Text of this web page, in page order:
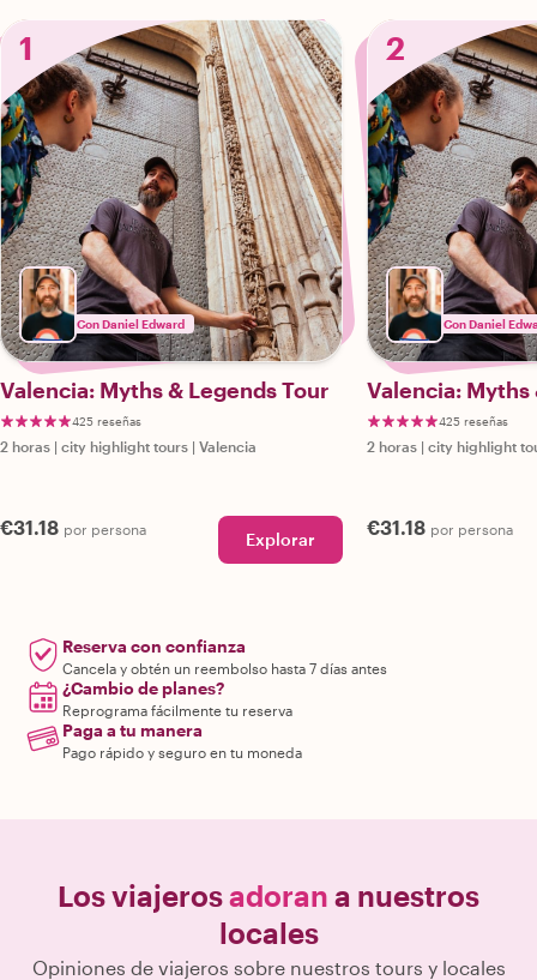
1
Con Daniel Edward
Valencia: Myths & Legends Tour
425 reseñas
2 horas | city highlight tours | Valencia
€31.18 por persona Explorar
2
Con Daniel
Valencia: Myths
425 reseñas
2 horas | city highlight
€31.18 por persona
Reserva con confianza
Cancela y obtén un reembolso hasta 7 días antes
¿Cambio de planes?
Reprograma fácilmente tu reserva
Paga a tu manera
Pago rápido y seguro en tu moneda
Los viajerosadoran a nuestros
locales
Opiniones de viajeros sobre nuestros tours y locales